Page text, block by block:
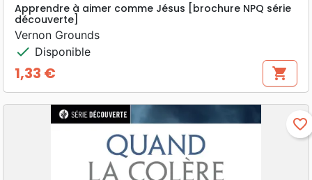
Apprendre à aimer comme Jésus [brochure NPQ série
découverte]
Vernon Grounds
check Disponible
Prix
1,33 € shopping_cart
favorite_border